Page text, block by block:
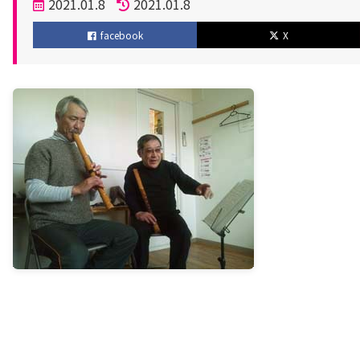
投
稿
日
2021.01.8
更
新
2021.01.8
facebook X